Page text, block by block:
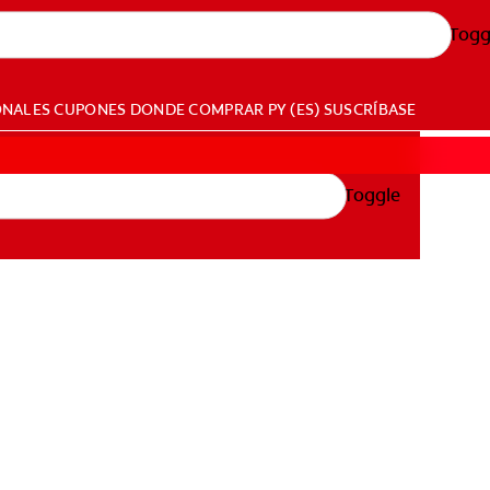
CUPONES DONDE COMPRAR PY (ES) SUSCRÍBASE
Toggle